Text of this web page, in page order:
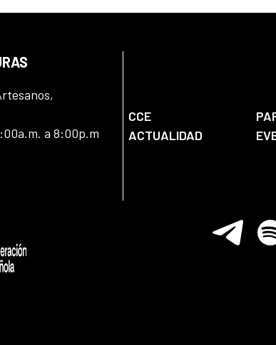
a 8:00p.m
CCE
ACTUALIDAD
Telegram